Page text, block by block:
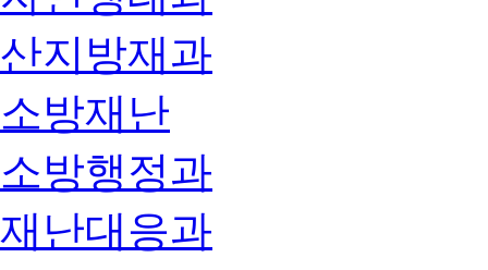
산지방재과
소방재난
소방행정과
재난대응과